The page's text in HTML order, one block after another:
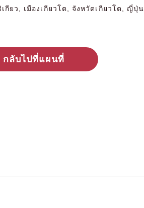
ยว, เมืองเกียวโต, จังหวัดเกียวโต, ญี่ปุ่น
กลับไปที่แผนที่